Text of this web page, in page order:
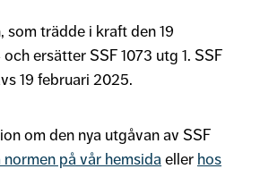
som trädde i kraft den 19
ersätter SSF 1073 utg 1. SSF
19 februari 2025.
om den nya utgåvan av SSF
normen på vår hemsida eller hos